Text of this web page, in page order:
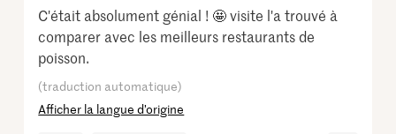
C'était absolument génial ! 🤩 visite l'a trouvé à
comparer avec les meilleurs restaurants de
poisson.
(traduction automatique)
Afficher la langue d’origine